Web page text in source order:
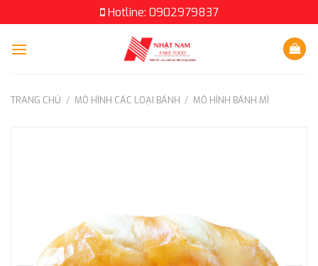
to
content
Hotline: 0902979837
TRANG CHỦ / MÔ HÌNH CÁC LOẠI BÁNH / MÔ HÌNH BÁNH MÌ